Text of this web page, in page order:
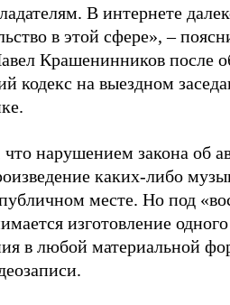
В интернете
в этой сфере», –
Крашенинников после
кодекс на выездном
нарушением закона об
каких-либо
месте. Но под
изготовление
в любой материальной